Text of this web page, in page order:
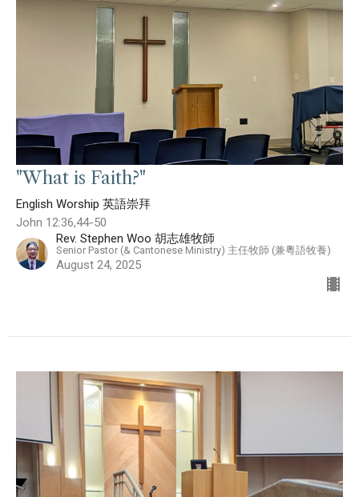
"What is Faith?"
English Worship 英語崇拜
John 12:36,44-50
Rev. Stephen Woo 胡志雄牧師
Senior Pastor (& Cantonese Ministry) 主任牧師 (兼粵語牧養)
August 24, 2025